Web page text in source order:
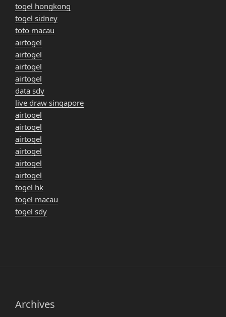
togel hongkong
togel sidney
toto macau
airtogel
airtogel
airtogel
airtogel
data sdy
live draw singapore
airtogel
airtogel
airtogel
airtogel
airtogel
airtogel
togel hk
togel macau
togel sdy
Archives